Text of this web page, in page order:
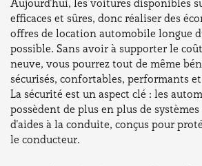
Aujourd'hui, les voitures disponibles
efficaces et sûres, donc réaliser des
offres de location automobile longue
possible. Sans avoir à supporter le
neuve, vous pourrez tout de même
sécurisés, confortables, performants
La sécurité est un aspect clé : les
possèdent de plus en plus de
d'aides à la conduite, conçus pour
le conducteur.